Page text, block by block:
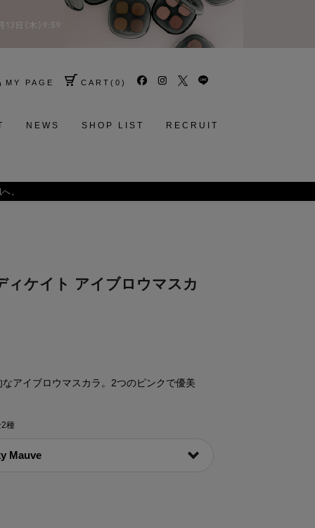
MY PAGE CART ( 0 )
NEWS SHOP LIST RECRUIT
ィケイト アイブロウマスカ
アイブロウマスカラ。2つのピンクで優美
2種